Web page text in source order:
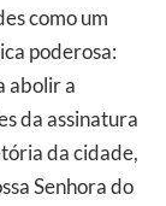
como um
poderosa:
abolir a
da assinatura
da cidade,
Senhora do